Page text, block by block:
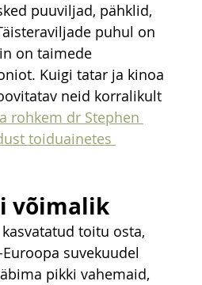
puuviljad, pähklid,
puhul on
on taimede
Kuigi tatar ja kinoa
neid korralikult
rohkem dr Stephen
toiduainetes
võimalik
toitu osta,
suvekuudel
pikki vahemaid,